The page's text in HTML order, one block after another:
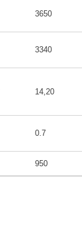
3650
3340
14,20
0.7
950